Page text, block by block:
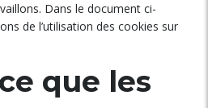
Dans le document ci-
de l’utilisation des cookies sur
que les